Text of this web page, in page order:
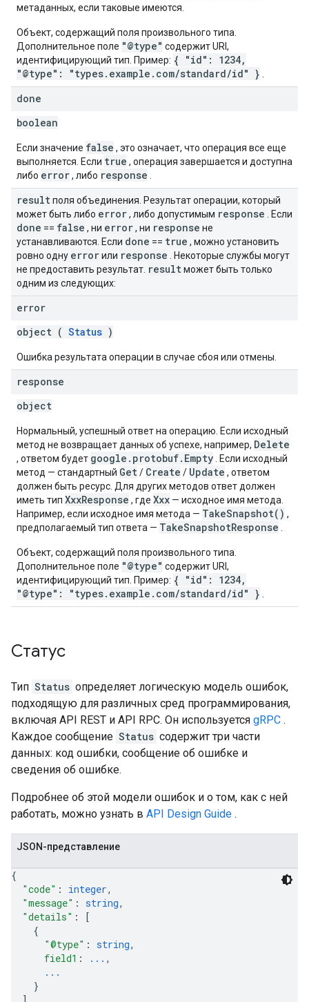
метаданных, если таковые имеются.
Объект, содержащий поля произвольного типа.
Дополнительное поле "@type" содержит URI,
идентифицирующий тип. Пример: { "id": 1234,
"@type": "types.example.com/standard/id" }
done
boolean
Если значение false , это означает, что операция все еще
выполняется. Если true , операция завершается и доступна
либо error, либо response
resultполя объединения. Результат операции, который
может быть либо error, либо допустимым response . Если
done == false , ни error, ни response не
устанавливаются. Если done == true , можно установить
ровно одну errorили response . Некоторые службы могут
не предоставить результат. resultможет быть только
одним из следующих:
error
object ( Status )
Ошибка результата операции в случае сбоя или отмены.
response
object
Нормальный, успешный ответ на операцию. Если исходный
метод не возвращает данных об успехе, например, Delete
, ответом будет google.protobuf.Empty . Если исходный
метод — стандартный Get/ Create / Update , ответом
должен быть ресурс. Для других методов ответ должен
иметь тип XxxResponse , где Xxx — исходное имя метода.
Например, если исходное имя метода — TakeSnapshot() ,
предполагаемый тип ответа — TakeSnapshotResponse
Объект, содержащий поля произвольного типа.
Дополнительное поле "@type" содержит URI,
идентифицирующий тип. Пример: { "id": 1234,
"@type": "types.example.com/standard/id" }
Статус
Тип Status определяет логическую модель ошибок,
подходящую для различных сред программирования,
включая API REST и API RPC. Он используется gRPC .
Каждое сообщение Status содержит три части
данных: код ошибки, сообщение об ошибке и
сведения об ошибке.
Подробнее об этой модели ошибок и о том, как с ней
работать, можно узнать в API Design Guide .
JSON-представление
{
"code" : integer,
"message" : string,
"details" :
[
{
"@type" : string,
field1 : ... ,
...
}